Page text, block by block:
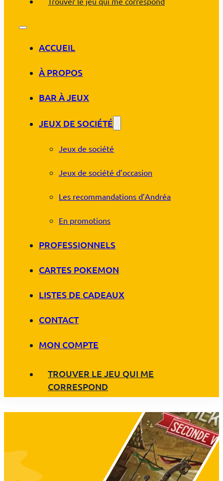
ACCUEIL
À PROPOS
BAR À JEUX
JEUX DE SOCIÉTÉ
Jeux de société
Jeux de société d’occasion
Les recommandations d’Andréa
En promotions
PROFESSIONNELS
CARTES POKEMON
LISTES DE CADEAUX
CONTACT
MON COMPTE
TROUVER LE JEU QUI ME
CORRESPOND